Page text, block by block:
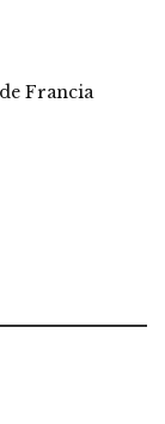
Francia